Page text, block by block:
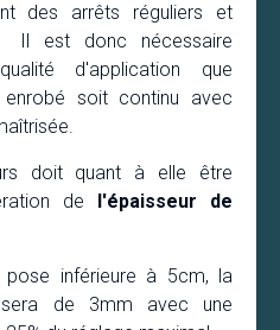
des arrêts réguliers et
Il est donc nécessaire
d'application que
enrobé soit continu avec
doit quant à elle être
de l'épaisseur de
inférieure à 5cm, la
de 3mm avec une